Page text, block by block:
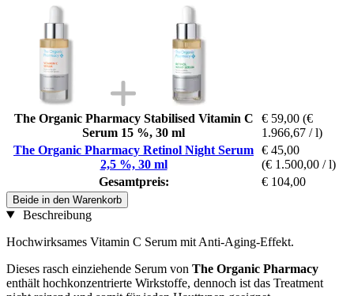
The Organic Pharmacy Stabilised Vitamin C
Serum 15 %, 30 ml
€ 59,00 (€
1.966,67 / l)
The Organic Pharmacy Retinol Night Serum
2,5 %, 30 ml
€ 45,00
(€ 1.500,00 / l)
Gesamtpreis:
€ 104,00
Beide in den Warenkorb
Beschreibung
Hochwirksames Vitamin C Serum mit Anti-Aging-Effekt.
Dieses rasch einziehende Serum von The Organic Pharmacy
enthält hochkonzentrierte Wirkstoffe, dennoch ist das Treatment